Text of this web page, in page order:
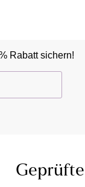
Rabatt sichern!